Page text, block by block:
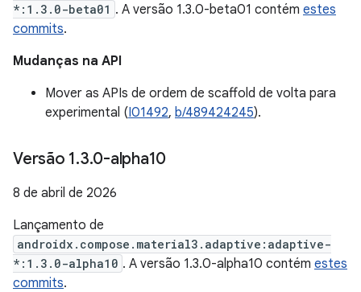
*:1.3.0-beta01 . A versão 1.3.0-beta01 contém estes
commits.
Mudanças na API
Mover as APIs de ordem de scaffold de volta para
experimental (I01492, b/489424245).
Versão 1.3.0-alpha10
8 de abril de 2026
Lançamento de
androidx.compose.material3.adaptive:adaptive-
*:1.3.0-alpha10 . A versão 1.3.0-alpha10 contém estes
commits.